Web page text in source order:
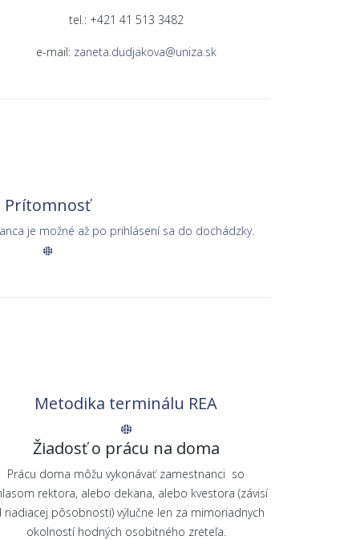
tel.: +421 41 513 3482
e-mail: zaneta.dudjakova@uniza.sk
Prítomnosť
je možné až po prihlásení sa do dochádzky.
Metodika terminálu REA
Žiadosť o prácu na doma
Prácu doma môžu vykonávať zamestnanci so
rektora, alebo dekana, alebo kvestora (závisí
riadiacej pôsobnosti) výlučne len za mimoriadnych
okolností hodných osobitného zreteľa.